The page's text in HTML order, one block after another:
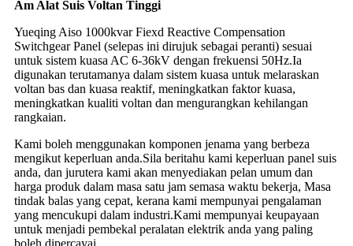
Am Alat Suis Voltan Tinggi
Yueqing Aiso 1000kvar Fiexd Reactive Compensation
Switchgear Panel (selepas ini dirujuk sebagai peranti) sesuai
untuk sistem kuasa AC 6-36kV dengan frekuensi 50Hz.Ia
digunakan terutamanya dalam sistem kuasa untuk melaraskan
voltan bas dan kuasa reaktif, meningkatkan faktor kuasa,
meningkatkan kualiti voltan dan mengurangkan kehilangan
rangkaian.
Kami boleh menggunakan komponen jenama yang berbeza
mengikut keperluan anda.Sila beritahu kami keperluan panel suis
anda, dan jurutera kami akan menyediakan pelan umum dan
harga produk dalam masa satu jam semasa waktu bekerja, Masa
tindak balas yang cepat, kerana kami mempunyai pengalaman
yang mencukupi dalam industri.Kami mempunyai keupayaan
untuk menjadi pembekal peralatan elektrik anda yang paling
boleh dipercayai.